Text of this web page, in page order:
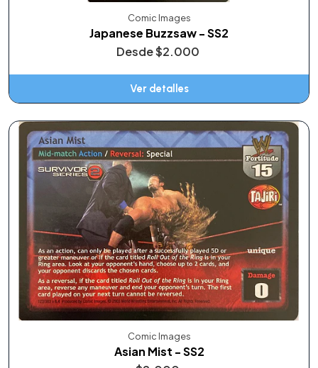
Comic Images
Japanese Buzzsaw - SS2
Desde$2.000
Ver detalles
Comic Images
Asian Mist - SS2